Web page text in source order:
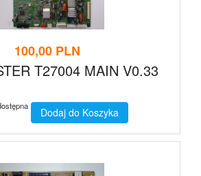
100,00 PLN
T27004 MAIN V0.33
Dodaj do Koszyka